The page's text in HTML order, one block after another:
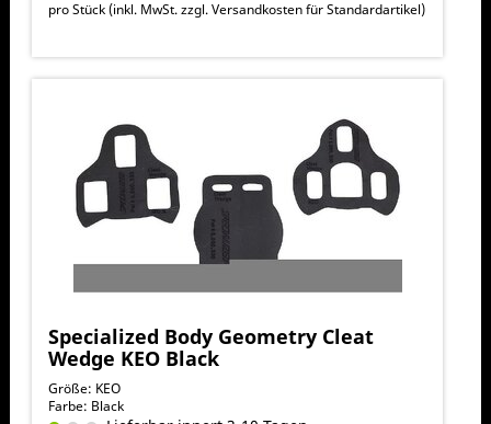
pro Stück (inkl. MwSt. zzgl.Versandkosten für Standardartikel)
Specialized Body Geometry Cleat
Wedge KEO Black
Größe: KEO
Farbe: Black